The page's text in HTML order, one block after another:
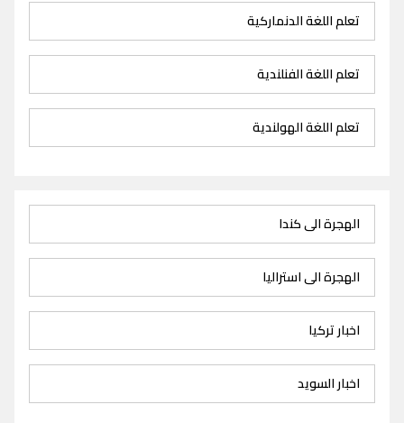
تعلم اللغة الدنماركية
تعلم اللغة الفنلندية
تعلم اللغة الهولندية
الهجرة الى كندا
الهجرة الى استراليا
اخبار تركيا
اخبار السويد